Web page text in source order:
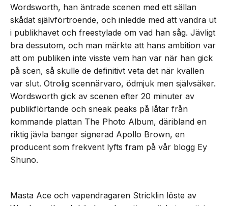
Wordsworth, han äntrade scenen med ett sällan
skådat självförtroende, och inledde med att vandra ut
i publikhavet och freestylade om vad han såg. Jävligt
bra dessutom, och man märkte att hans ambition var
att om publiken inte visste vem han var när han gick
på scen, så skulle de definitivt veta det när kvällen
var slut. Otrolig scennärvaro, ödmjuk men självsäker.
Wordsworth gick av scenen efter 20 minuter av
publikflörtande och sneak peaks på låtar från
kommande plattan The Photo Album, däribland en
riktig jävla banger signerad Apollo Brown, en
producent som frekvent lyfts fram på vår blogg Ey
Shuno.
Masta Ace och vapendragaren Stricklin löste av